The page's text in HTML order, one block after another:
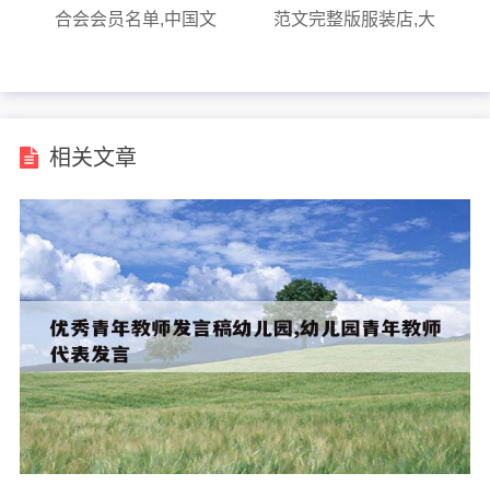
合会会员名单,中国文
范文完整版服装店,大
相关文章